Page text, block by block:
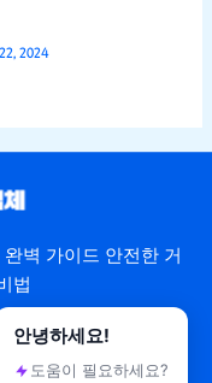
2024
벽 가이드 안전한 거
법
체
깡
안녕하세요!
도움이 필요하세요?